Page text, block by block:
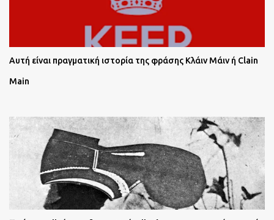
Αυτή είναι πραγματική ιστορία της φράσης Κλάιν Μάιν ή Clain
Main